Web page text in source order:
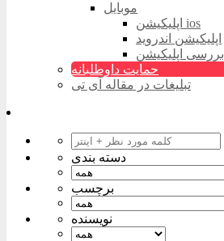
موبایل
اپلیکیشن ios
اپلیکیشن اندروید
بررسی اپلیکیشن
حمایت داوطلبانه
تبلیغات در مقاله آی تی
دسته بندی
برچسب
نویسنده